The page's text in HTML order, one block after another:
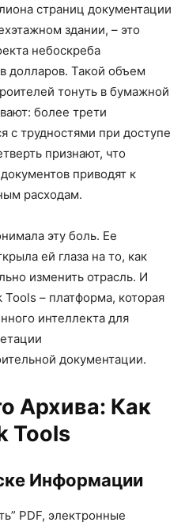
страниц документации
здании, – это
небоскреба
долларов. Такой объем
тонуть в бумажной
более трети
с трудностями при доступе
признают, что
приводят к
расходам.
эту боль. Ее
ей глаза на то, как
изменить отрасль. И
– платформа, которая
интеллекта для
документации.
Архива: Как
Tools
Информации
PDF, электронные